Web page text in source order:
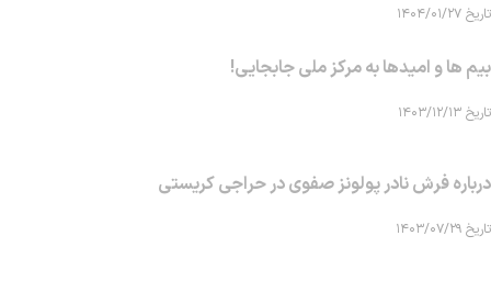
تاریخ ۱۴۰۴/۰۱/۲۷
بیم ها و امیدها به مرکز ملی جابجایی!
تاریخ ۱۴۰۳/۱۲/۱۳
درباره فرش نادر پولونز صفوی در حراجی کریستی
تاریخ ۱۴۰۳/۰۷/۲۹